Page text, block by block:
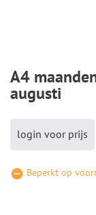
A4
augusti
login voor prijs
Beperkt op